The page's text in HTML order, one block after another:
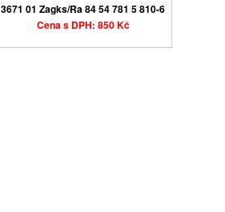
3671 01 Zagks/Ra 84 54 781 5 810-6
Cena s DPH: 850 Kč